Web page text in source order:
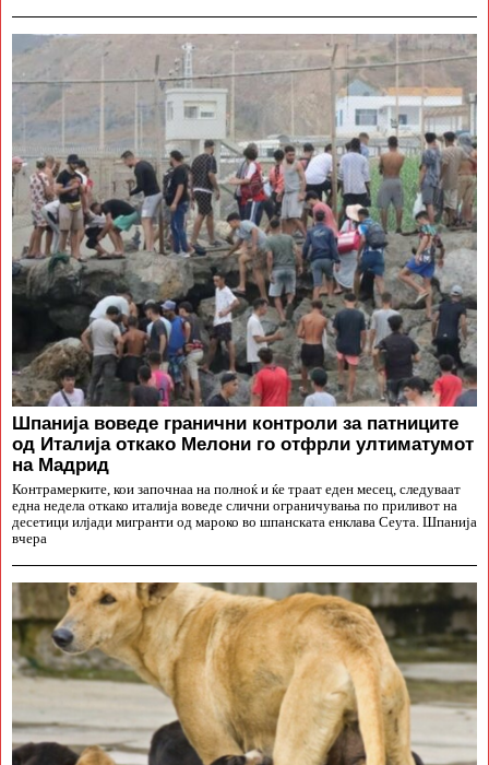
Шпанија воведе гранични контроли за патниците
од Италија откако Мелони го отфрли ултиматумот
на Мадрид
Контрамерките, кои започнаа на полноќ и ќе траат еден месец, следуваат
една недела откако италија воведе слични ограничувања по приливот на
десетици илјади мигранти од мароко во шпанската енклава Сеута. Шпанија
вчера